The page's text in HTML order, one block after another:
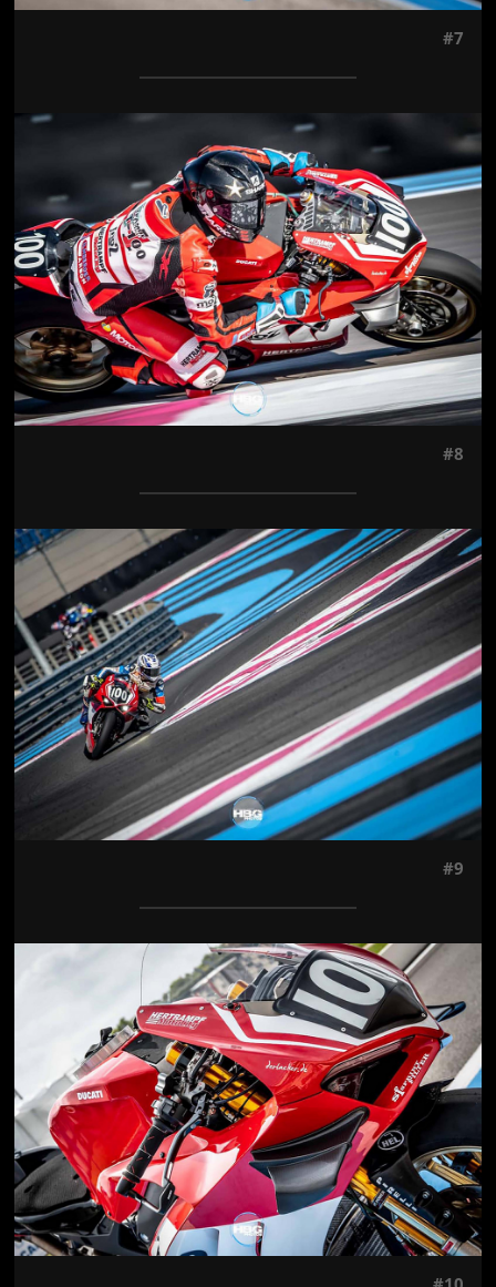
#7
Jön még kép!
#8
Jön még kép!
#9
Jön még kép!